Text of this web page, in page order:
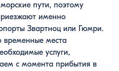
пути, поэтому
именно
Звартноц или Гюмри.
места
услуги,
с момента прибытия в